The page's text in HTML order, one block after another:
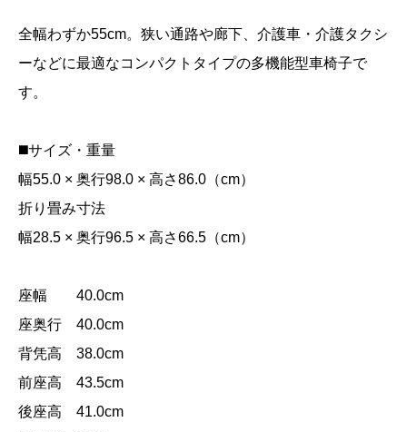
全幅わずか55cm。狭い通路や廊下、介護車・介護タクシ
ーなどに最適なコンパクトタイプの多機能型車椅子で
す。
◼️サイズ・重量
幅55.0 × 奥行98.0 × 高さ86.0（cm）
折り畳み寸法
幅28.5 × 奥行96.5 × 高さ66.5（cm）
座幅 40.0cm
座奥行 40.0cm
背凭高 38.0cm
前座高 43.5cm
後座高 41.0cm